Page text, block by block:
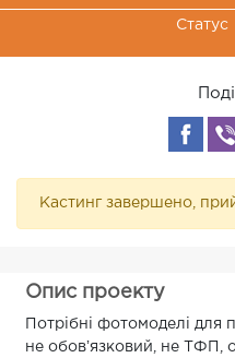
Статус
Кастинг завершено,
Опис проекту
Потрібні фотомоделі
не обовʼязковий, не ТФП,